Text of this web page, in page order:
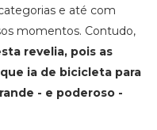
e até com
momentos. Contudo,
revelia, pois as
ia de bicicleta para
- e poderoso -